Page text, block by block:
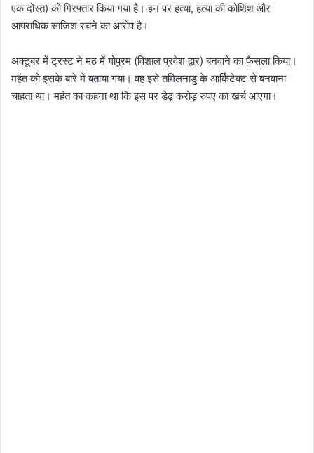
एक दोस्त) को गिरफ्तार किया गया है। इन पर हत्या, हत्या की कोशिश और
आपराधिक साजिश रचने का आरोप है।
अक्टूबर में ट्रस्ट ने मठ में गोपुरम (विशाल प्रवेश द्वार) बनवाने का फैसला किया।
महंत को इसके बारे में बताया गया। वह इसे तमिलनाडु के आर्किटेक्ट से बनवाना
चाहता था। महंत का कहना था कि इस पर डेढ़ करोड़ रुपए का खर्च आएगा।